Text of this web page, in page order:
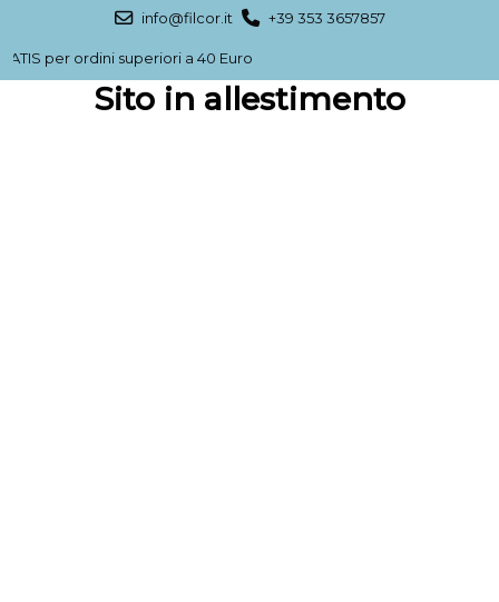
info@filcor.it +39 353 3657857
per ordini superiori a 40 Euro
Sito in allestimento